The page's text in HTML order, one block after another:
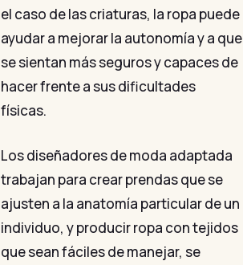
el caso de las criaturas, la ropa puede
ayudar a mejorar la autonomía y a que
se sientan más seguros y capaces de
hacer frente a sus dificultades
físicas.
Los diseñadores de moda adaptada
trabajan para crear prendas que se
ajusten a la anatomía particular de un
individuo, y producir ropa con tejidos
que sean fáciles de manejar, se